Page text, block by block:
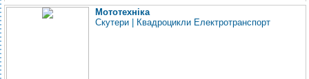
Мототехніка
Скутери
Квадроцикли Електротранспорт